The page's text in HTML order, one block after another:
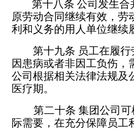
第十八条 公司发生合
原劳动合同继续有效，劳
利和义务的用人单位继续
第十九条 员工在履行
因患病或者非因工负伤，
公司根据相关法律法规及
医疗期。
第二十条 集团公司
际需要，在充分保障员工